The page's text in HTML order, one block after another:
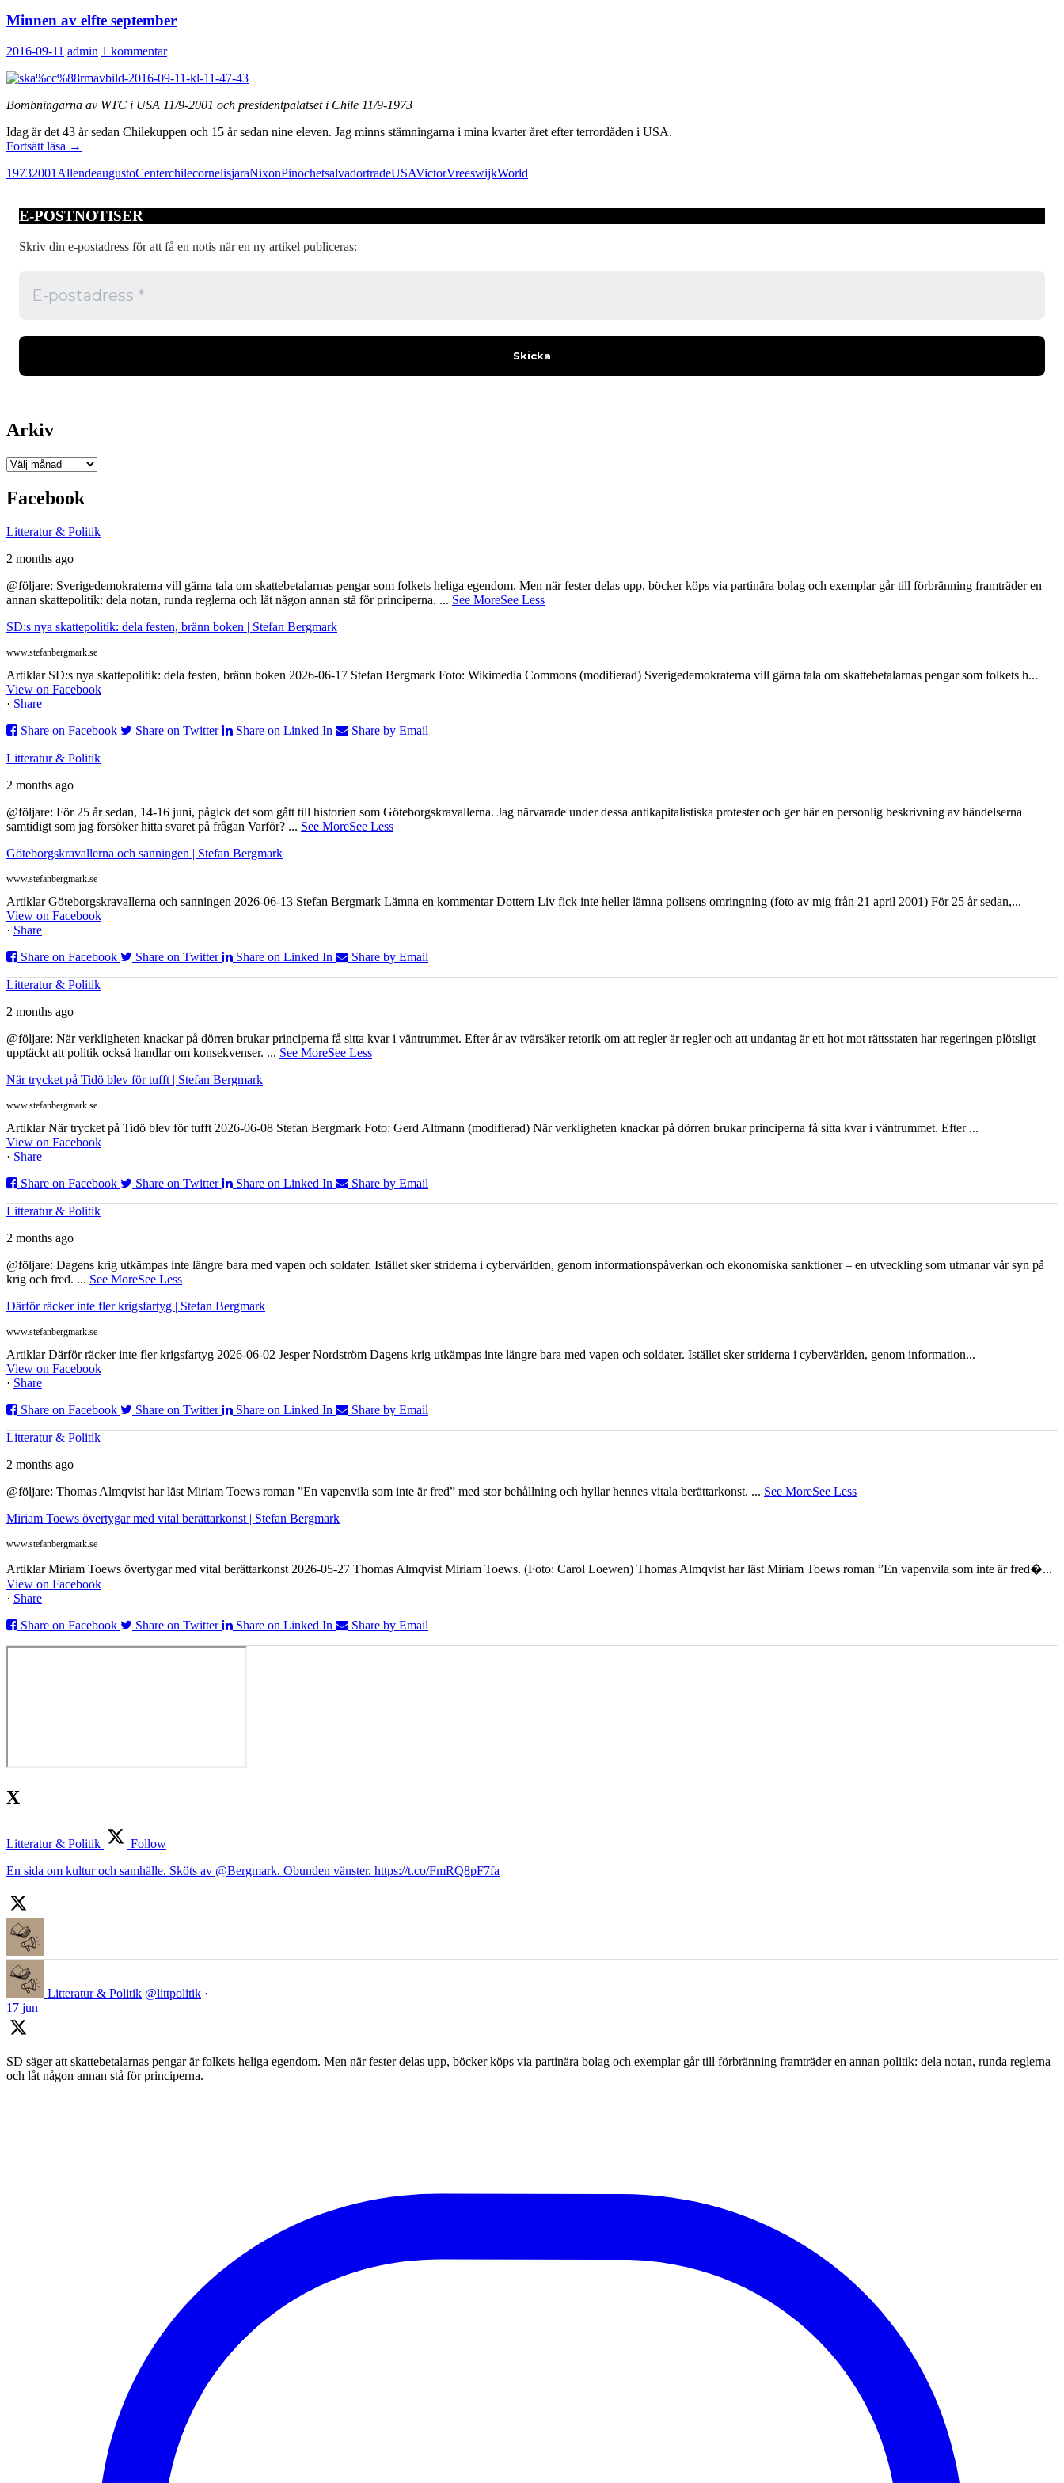
Minnen av elfte september
2016-09-11 admin 1 kommentar
Bombningarna av WTC i USA 11/9-2001 och presidentpalatset i Chile 11/9-1973
Idag är det 43 år sedan Chilekuppen och 15 år sedan nine eleven. Jag minns stämningarna i mina kvarter året efter terrordåden i USA.
Fortsätt läsa Minnen
elfte
→
19732001 AllendeaugustoCenterchilecornelisjaraNixonPinochetsalvadortradeUSAVictorVreeswijkWorld
E-POSTNOTISER
Skriv din e-postadress för att få en notis när en ny artikel publiceras:
Arkiv
Arkiv
Facebook
Litteratur & Politik
2 months ago
@följare: Sverigedemokraterna vill gärna tala om skattebetalarnas pengar som folkets heliga egendom. Men när fester delas upp, böcker köps via partinära bolag och exemplar går till förbränning framträder en
annan skattepolitik: dela notan, runda reglerna och låt någon annan stå för principerna. ... See MoreSee Less
SD:s nya skattepolitik: dela festen, bränn boken | Stefan Bergmark
www.stefanbergmark.se
Artiklar SD:s nya skattepolitik: dela festen, bränn boken 2026-06-17 Stefan Bergmark Foto: Wikimedia Commons (modifierad) Sverigedemokraterna vill gärna tala om skattebetalarnas pengar som folkets h...
View on Facebook
· Share
Share on Facebook
Share on Twitter Share on Linked In Share by Email
Litteratur & Politik
2 months ago
@följare: För 25 år sedan, 14-16 juni, pågick det som gått till historien som Göteborgskravallerna. Jag närvarade under dessa antikapitalistiska protester och ger här en personlig beskrivning av händelserna
samtidigt som jag försöker hitta svaret på frågan Varför? ... See MoreSee Less
Göteborgskravallerna och sanningen | Stefan Bergmark
www.stefanbergmark.se
Artiklar Göteborgskravallerna och sanningen 2026-06-13 Stefan Bergmark Lämna en kommentar Dottern Liv fick inte heller lämna polisens omringning (foto av mig från 21 april 2001) För 25 år sedan,...
View on Facebook
· Share
Share on Facebook
Share on Twitter Share on Linked In Share by Email
Litteratur & Politik
2 months ago
@följare: När verkligheten knackar på dörren brukar principerna få sitta kvar i väntrummet. Efter år av tvärsäker retorik om att regler är regler och att undantag är ett hot mot rättsstaten har regeringen plötsligt
upptäckt att politik också handlar om konsekvenser. ... See MoreSee Less
När trycket på Tidö blev för tufft | Stefan Bergmark
www.stefanbergmark.se
Artiklar När trycket på Tidö blev för tufft 2026-06-08 Stefan Bergmark Foto: Gerd Altmann (modifierad) När verkligheten knackar på dörren brukar principerna få sitta kvar i väntrummet. Efter ...
View on Facebook
· Share
Share on Facebook
Share on Twitter Share on Linked In Share by Email
Litteratur & Politik
2 months ago
@följare: Dagens krig utkämpas inte längre bara med vapen och soldater. Istället sker striderna i cybervärlden, genom informationspåverkan och ekonomiska sanktioner – en utveckling som utmanar vår syn på
krig och fred. ... See MoreSee Less
Därför räcker inte fler krigsfartyg | Stefan Bergmark
www.stefanbergmark.se
Artiklar Därför räcker inte fler krigsfartyg 2026-06-02 Jesper Nordström Dagens krig utkämpas inte längre bara med vapen och soldater. Istället sker striderna i cybervärlden, genom information...
View on Facebook
· Share
Share on Facebook
Share on Twitter Share on Linked In Share by Email
Litteratur & Politik
2 months ago
@följare: Thomas Almqvist har läst Miriam Toews roman ”En vapenvila som inte är fred” med stor behållning och hyllar hennes vitala berättarkonst. ... See MoreSee Less
Miriam Toews övertygar med vital berättarkonst | Stefan Bergmark
www.stefanbergmark.se
Artiklar Miriam Toews övertygar med vital berättarkonst 2026-05-27 Thomas Almqvist Miriam Toews. (Foto: Carol Loewen) Thomas Almqvist har läst Miriam Toews roman ”En vapenvila som inte är fred�...
View on Facebook
· Share
Share on Facebook
Share on Twitter Share on Linked In Share by Email
X
Litteratur & Politik
Follow
En sida om kultur och samhälle. Sköts av @Bergmark. Obunden vänster. https://t.co/FmRQ8pF7fa
Litteratur & Politik @littpolitik ·
17 jun
SD säger att skattebetalarnas pengar är folkets heliga egendom. Men när fester delas upp, böcker köps via partinära bolag och exemplar går till förbränning framträder en annan politik: dela notan, runda reglerna
och låt någon annan stå för principerna.